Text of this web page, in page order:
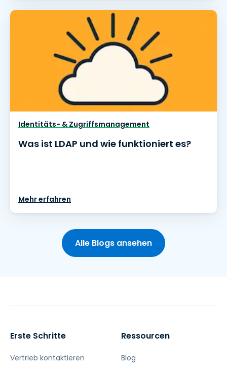
Identitäts- & Zugriffsmanagement
Was ist LDAP und wie funktioniert es?
Mehr erfahren
Alle Blogs ansehen
Erste Schritte
Vertrieb kontaktieren
Ressourcen
Blog